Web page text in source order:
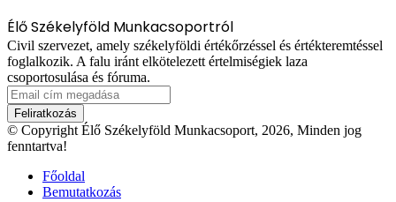
Élő Székelyföld Munkacsoportról
Civil szervezet, amely székelyföldi értékőrzéssel és értékteremtéssel
foglalkozik. A falu iránt elkötelezett értelmiségiek laza
csoportosulása és fóruma.
Email
cím
megadása
© Copyright Élő Székelyföld Munkacsoport, 2026, Minden jog
fenntartva!
Főoldal
Bemutatkozás